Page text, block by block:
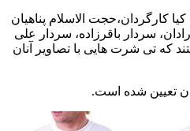
الاسلام پناهیان
سردار باقرزاده، سردار علی
شرت هایی با تصاویر آنان